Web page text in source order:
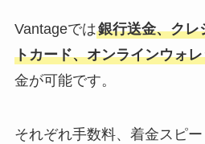
Vantageでは銀行送金、クレ
トカード、オンラインウォ
金が可能です。
それぞれ手数料、着金スピ